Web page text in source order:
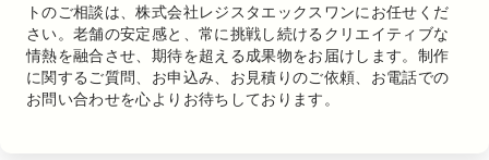
トのご相談は、株式会社レジスタエックスワンにお任せくだ
さい。老舗の安定感と、常に挑戦し続けるクリエイティブな
情熱を融合させ、期待を超える成果物をお届けします。制作
に関するご質問、お申込み、お見積りのご依頼、お電話での
お問い合わせを心よりお待ちしております。